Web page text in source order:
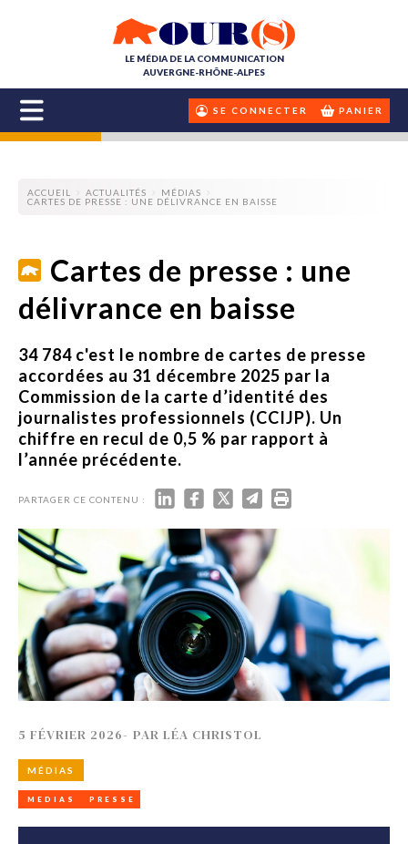
LE MÉDIA DE LA COMMUNICATION
AUVERGNE-RHÔNE-ALPES
SE CONNECTER PANIER
ACCUEIL ACTUALITÉS
MÉDIAS
CARTES DE PRESSE : UNE DÉLIVRANCE EN BAISSE
Cartes de presse : une
délivrance en baisse
34 784 c'est le nombre de cartes de presse
accordées au 31 décembre 2025 par la
Commission de la carte d’identité des
journalistes professionnels (CCIJP). Un
chiffre en recul de 0,5 % par rapport à
l’année précédente.
PARTAGER CE CONTENU :
5 FÉVRIER 2026- PAR LÉA CHRISTOL
MÉDIAS
MEDIAS PRESSE